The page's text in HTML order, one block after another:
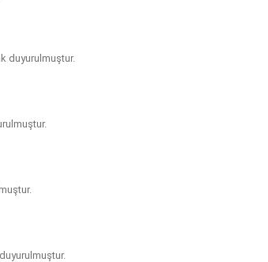
duyurulmuştur.